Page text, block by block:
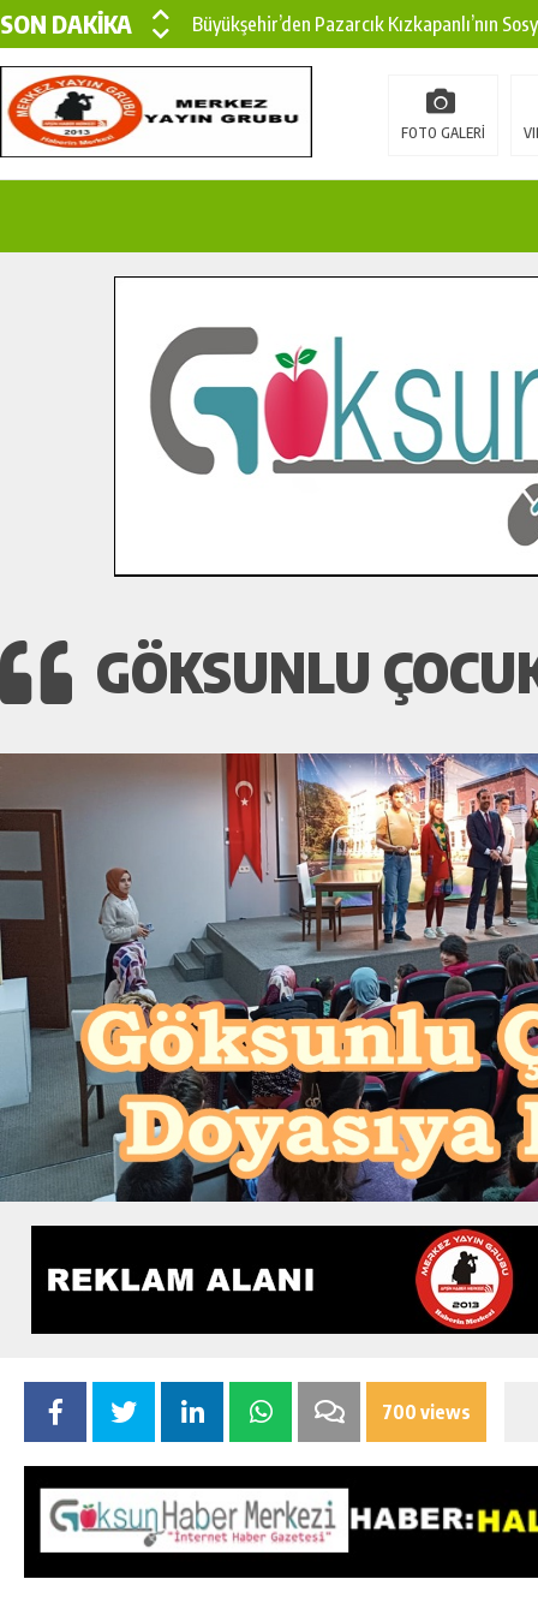
SON DAKİKA
Büyükşehir’den Pazarcık Kızkapanlı’nın
Büyükşehir’den Pazarcık Kırsalına Modern
Çin’den KSÜ’ye Uluslararası Başarı:
İlçe Jandarma Komutanı Karakaya’dan
Bertiz’in Yeni Köprüsünde Sona Doğru.
FOTO GALERİ
GÖKSUNLU
700 views